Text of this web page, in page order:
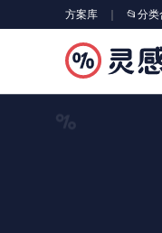
方案库 📂分类